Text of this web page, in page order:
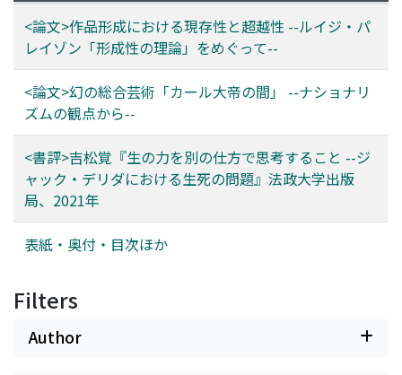
<論文>作品形成における現存性と超越性 --ルイジ・パ
レイゾン「形成性の理論」をめぐって--
<論文>幻の総合芸術「カール大帝の間」 --ナショナリ
ズムの観点から--
<書評>吉松覚『生の力を別の仕方で思考すること --ジ
ャック・デリダにおける生死の問題』法政大学出版
局、2021年
表紙・奥付・目次ほか
Filters
Author